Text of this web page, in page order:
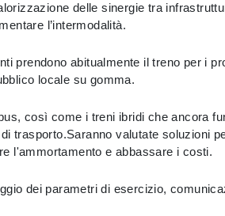
delle sinergie tra
l’intermodalità.​
prendono abitualmente il treno per i
locale su gomma.​
così come i treni ibridi che ancora
trasporto.Saranno valutate soluzioni
l'ammortamento e abbassare i costi.​
dei parametri di esercizio,